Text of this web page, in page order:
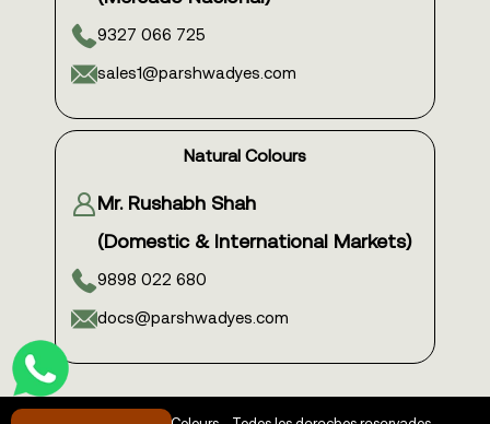
9327 066 725
sales1@parshwadyes.com
Natural Colours
Mr. Rushabh Shah
(Domestic & International Markets)
9898 022 680
docs@parshwadyes.com